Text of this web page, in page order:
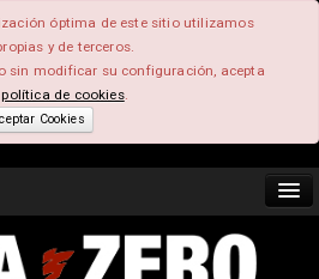
óptima de este sitio utilizamos
y de terceros.
sin modificar su configuración, acepta
política de cookies.
Cookies